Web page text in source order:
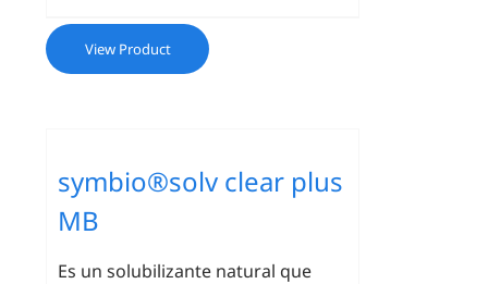
View Product
symbio®solv clear plus
MB
Es un solubilizante natural que